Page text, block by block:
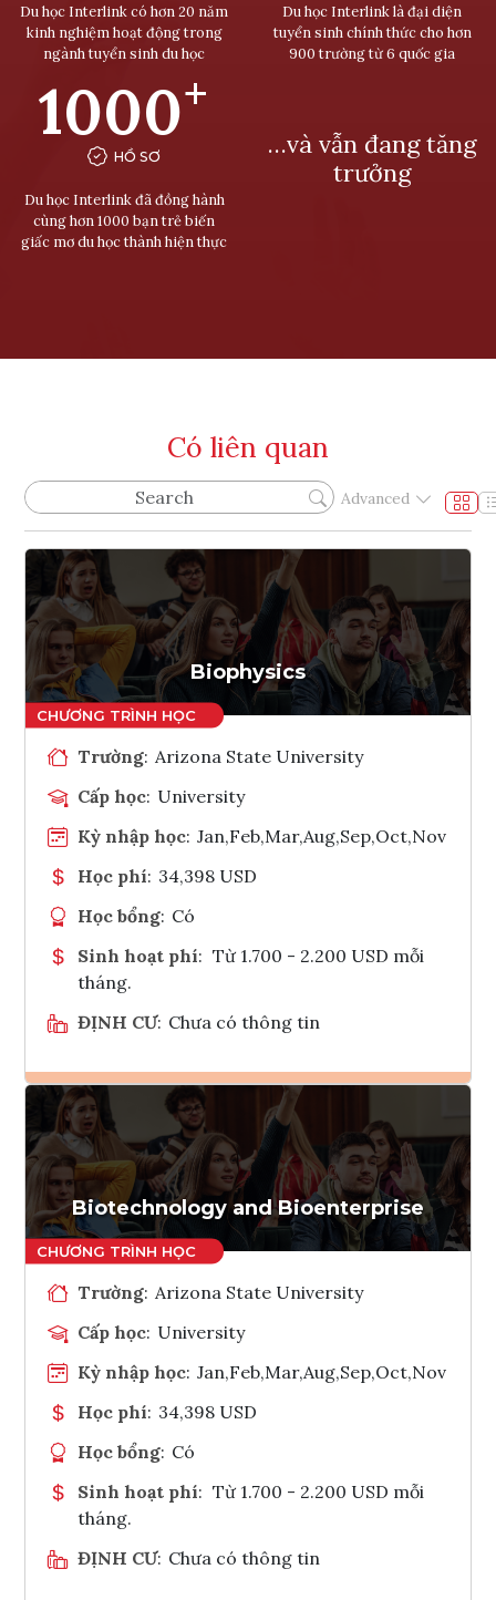
Du học Interlink có hơn 20 năm
kinh nghiệm hoạt động trong
ngành tuyển sinh du học
Du học Interlink là đại diện
tuyển sinh chính thức cho hơn
900 trường từ 6 quốc gia
1000+
HỒ SƠ
Du học Interlink đã đồng hành
cùng hơn 1000 bạn trẻ biến
giấc mơ du học thành hiện thực
…và vẫn đang tăng
trưởng
Có liên quan
Advanced
Biophysics
Trường: Arizona State University
Cấp học: University
Kỳ nhập học: Jan,Feb,Mar,Aug,Sep,Oct,Nov
Học phí: 34,398 USD
Học bổng: Có
Sinh hoạt phí: Từ 1.700 - 2.200 USD mỗi
tháng.
ĐỊNH CƯ: Chưa có thông tin
Ghi danh
Tham vấn Interlink
Biotechnology and Bioenterprise
Trường: Arizona State University
Cấp học: University
Kỳ nhập học: Jan,Feb,Mar,Aug,Sep,Oct,Nov
Học phí: 34,398 USD
Học bổng: Có
Sinh hoạt phí: Từ 1.700 - 2.200 USD mỗi
tháng.
ĐỊNH CƯ: Chưa có thông tin